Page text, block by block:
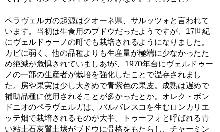
ペラヴェルガの起源はクオーネ県、サルッツォと言われて
います。当初は生食用のブドウだったようですが、17世紀
にヴェルドゥーノの町でも栽培されるようになりました。
カビに弱く、他の品種よりも生産量が極端に少なかったた
め絶滅が危惧されていましあtが、1970年台にヴェルドゥー
ノの一部の生産者が栽培を強化したことで温存されまし
た。房や果実は少し大きめで青紫色の果皮。成熟は遅めで
補助品種に使用されることが多かったとか。オレク・ボン
ドニオのペラヴェルガは、バルバレスコを生むロンカリエ
ッテ畑で栽培されるものが大半。トゥーフォと呼ばれる青
い粘土石灰質土壌がブドウに骨格をもたらし、チャーミン